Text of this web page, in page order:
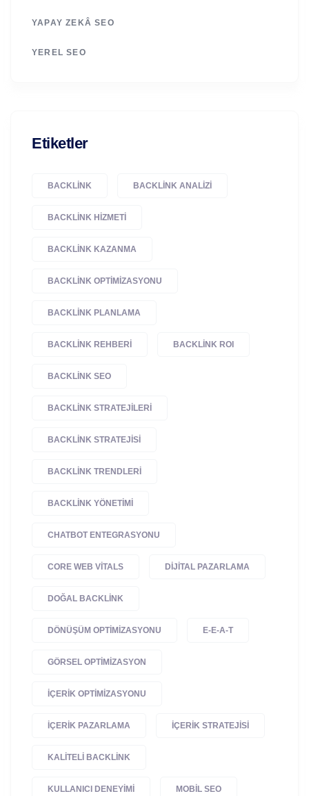
YAPAY ZEKÂ SEO
YEREL SEO
Etiketler
BACKLINK BACKLINK ANALIZI
BACKLINK HIZMETI
BACKLINK KAZANMA
BACKLINK OPTIMIZASYONU
BACKLINK PLANLAMA
BACKLINK REHBERI BACKLINK ROI
BACKLINK SEO
BACKLINK STRATEJILERI
BACKLINK STRATEJISI
BACKLINK TRENDLERI
BACKLINK YÖNETIMI
CHATBOT ENTEGRASYONU
CORE WEB VITALS DIJITAL PAZARLAMA
DOĞAL BACKLINK
DÖNÜŞÜM OPTIMIZASYONU E-E-A-T
GÖRSEL OPTIMIZASYON
IÇERIK OPTIMIZASYONU
IÇERIK PAZARLAMA IÇERIK STRATEJISI
KALITELI BACKLINK
KULLANICI DENEYIMI MOBIL SEO